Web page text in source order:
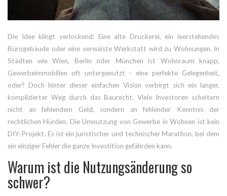
Die Idee klingt verlockend: Eine alte Druckerei, ein leerstehendes
Bürogebäude oder eine verwaiste Werkstatt wird zu Wohnungen. In
Städten wie Wien, Berlin oder München ist Wohnraum knapp,
Gewerbeimmobilien oft untergenutzt - eine perfekte Gelegenheit,
oder? Doch hinter dieser einfachen Vision verbirgt sich ein langer,
komplizierter Weg durch das Baurecht. Viele Investoren scheitern
nicht an fehlendem Geld, sondern an fehlender Kenntnis der
rechtlichen Hürden. Die Umnutzung von Gewerbe in Wohnen ist kein
DIY-Projekt. Es ist ein juristischer und technischer Marathon, bei dem
ein einziger Fehler die ganze Investition gefährden kann.
Warum ist die Nutzungsänderung so
schwer?